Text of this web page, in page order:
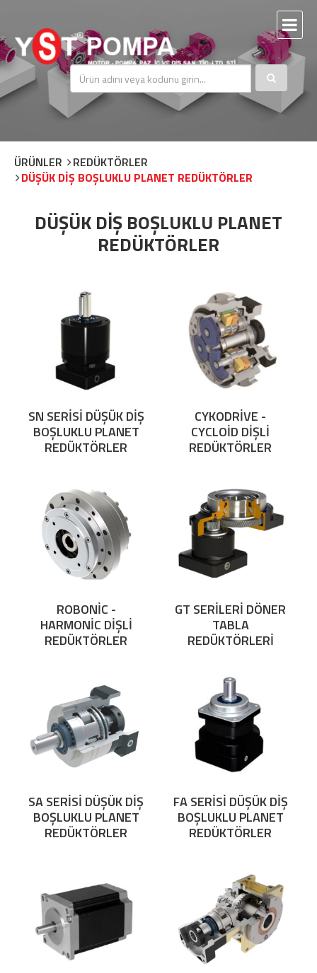
ÜRÜNLER
REDÜKTÖRLER
DÜŞÜK DİŞ BOŞLUKLU PLANET REDÜKTÖRLER
DÜŞÜK DİŞ BOŞLUKLU PLANET
REDÜKTÖRLER
SN SERİSİ DÜŞÜK DİŞ
BOŞLUKLU PLANET
REDÜKTÖRLER
CYKODRİVE -
CYCLOİD DİŞLİ
REDÜKTÖRLER
ROBONİC -
HARMONİC DİŞLİ
REDÜKTÖRLER
GT SERİLERİ DÖNER
TABLA
REDÜKTÖRLERİ
SA SERİSİ DÜŞÜK DİŞ
BOŞLUKLU PLANET
REDÜKTÖRLER
FA SERİSİ DÜŞÜK DİŞ
BOŞLUKLU PLANET
REDÜKTÖRLER